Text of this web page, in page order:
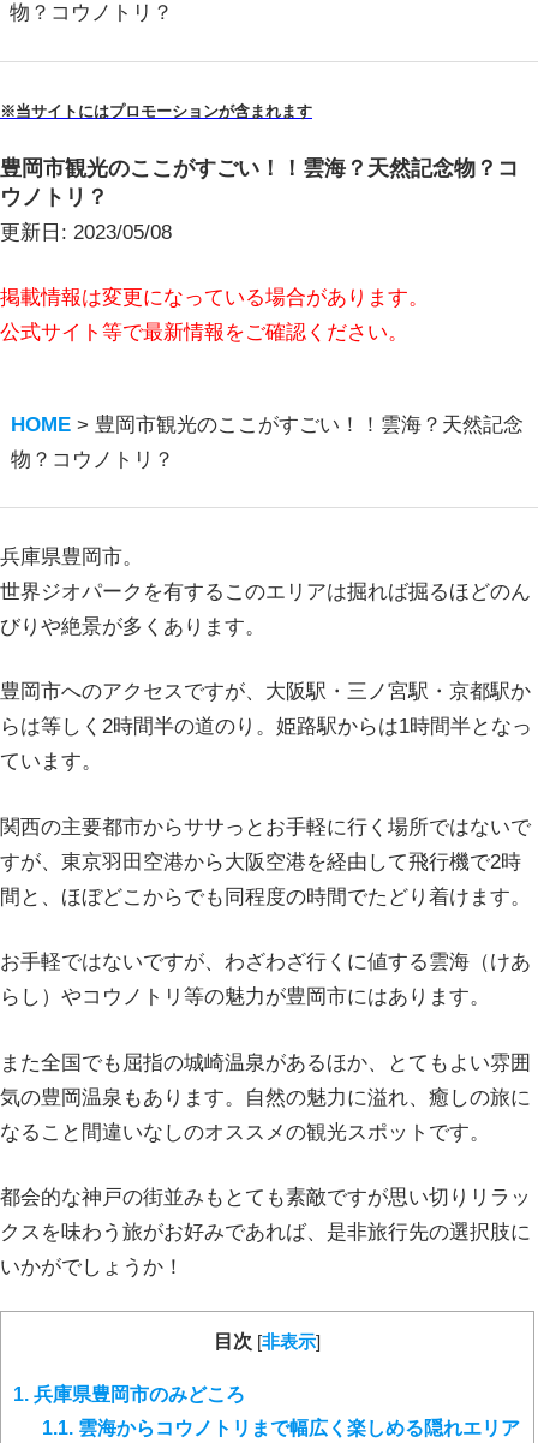
物？コウノトリ？
※当サイトにはプロモーションが含まれます
豊岡市観光のここがすごい！！雲海？天然記念物？コ
ウノトリ？
更新日: 2023/05/08
掲載情報は変更になっている場合があります。
公式サイト等で最新情報をご確認ください。
HOME> 豊岡市観光のここがすごい！！雲海？天然記念
物？コウノトリ？
兵庫県豊岡市。
世界ジオパークを有するこのエリアは掘れば掘るほどのん
びりや絶景が多くあります。
豊岡市へのアクセスですが、大阪駅・三ノ宮駅・京都駅か
らは等しく2時間半の道のり。姫路駅からは1時間半となっ
ています。
関西の主要都市からササっとお手軽に行く場所ではないで
すが、東京羽田空港から大阪空港を経由して飛行機で2時
間と、ほぼどこからでも同程度の時間でたどり着けます。
お手軽ではないですが、わざわざ行くに値する雲海（けあ
らし）やコウノトリ等の魅力が豊岡市にはあります。
また全国でも屈指の城崎温泉があるほか、とてもよい雰囲
気の豊岡温泉もあります。自然の魅力に溢れ、癒しの旅に
なること間違いなしのオススメの観光スポットです。
都会的な神戸の街並みもとても素敵ですが思い切りリラッ
クスを味わう旅がお好みであれば、是非旅行先の選択肢に
いかがでしょうか！
目次 [非表示]
1. 兵庫県豊岡市のみどころ
1.1. 雲海からコウノトリまで幅広く楽しめる隠れエリア